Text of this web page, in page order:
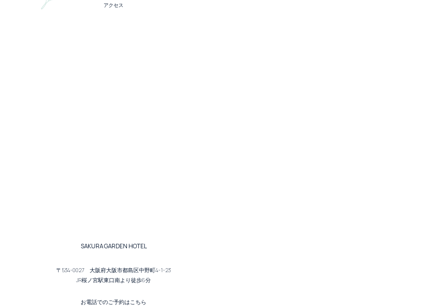
アクセス
SAKURA GARDEN HOTEL
〒534-0027 大阪府大阪市都島区中野町4-1-23
JR桜ノ宮駅東口南より徒歩6分
お電話でのご予約はこちら